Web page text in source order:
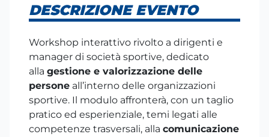
DESCRIZIONE EVENTO
Workshop interattivo rivolto a dirigenti e
manager di società sportive, dedicato
alla gestione e valorizzazione delle
persone all’interno delle organizzazioni
sportive. Il modulo affronterà, con un taglio
pratico ed esperienziale, temi legati alle
competenze trasversali, alla comunicazione